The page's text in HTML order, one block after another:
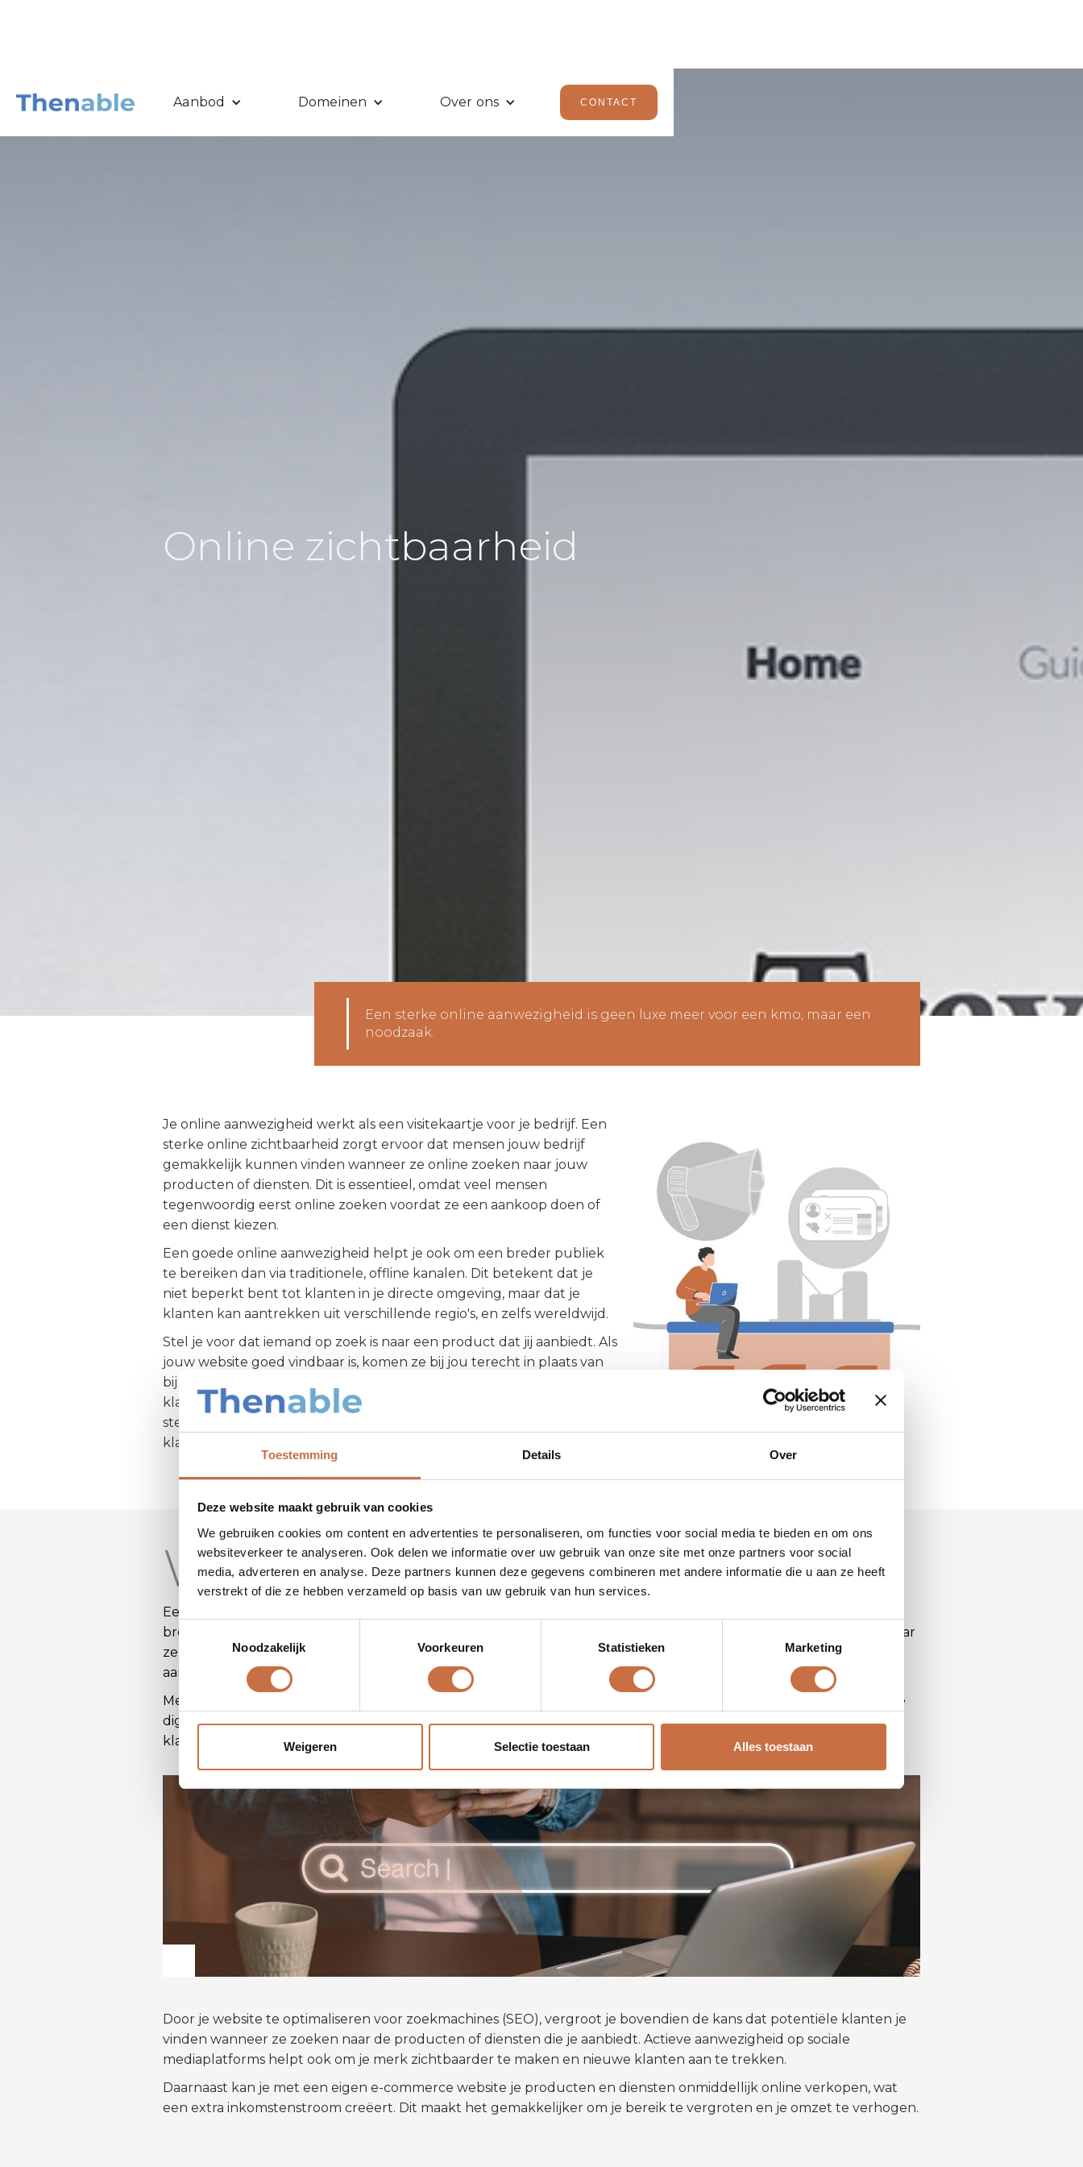
Toestemming Details Over
Deze website maakt gebruik van cookies
We gebruiken cookies om content en advertenties te personaliseren, om functies voor social media te bieden en om ons
websiteverkeer te analyseren. Ook delen we informatie over uw gebruik van onze site met onze partners voor social
media, adverteren en analyse. Deze partners kunnen deze gegevens combineren met andere informatie die u aan ze heeft
verstrekt of die ze hebben verzameld op basis van uw gebruik van hun services.
Toestemmingsselectie
Noodzakelijk
Voorkeuren Statistieken Marketing
Weigeren Selectie toestaan Alles toestaan
Aanbod Domeinen Over ons CONTACT
Online zichtbaarheid
Een sterke online aanwezigheid is geen luxe meer voor een kmo, maar een
noodzaak.
Je online aanwezigheid werkt als een visitekaartje voor je bedrijf. Een
sterke online zichtbaarheid zorgt ervoor dat mensen jouw bedrijf
gemakkelijk kunnen vinden wanneer ze online zoeken naar jouw
producten of diensten. Dit is essentieel, omdat veel mensen
tegenwoordig eerst online zoeken voordat ze een aankoop doen of
een dienst kiezen.
Een goede online aanwezigheid helpt je ook om een breder publiek
te bereiken dan via traditionele, offline kanalen. Dit betekent dat je
niet beperkt bent tot klanten in je directe omgeving, maar dat je
klanten kan aantrekken uit verschillende regio's, en zelfs wereldwijd.
Stel je voor dat iemand op zoek is naar een product dat jij aanbiedt. Als
jouw website goed vindbaar is, komen ze bij jou terecht in plaats van
bij een concurrent. Dit vergroot je kansen op meer bezoekers, meer
klanten en uiteindelijk meer verkoop. Bovendien kan je met een
sterke online aanwezigheid gemakkelijk communiceren met je
klanten, feedback krijgen en je diensten verbeteren.
Waarom?
Een sterke online aanwezigheid is geen luxe meer voor een kmo, maar een noodzaak. Het stelt je in staat om een
breder publiek te bereiken, omdat potentiële klanten je producten en diensten kunnen ontdekken, ongeacht waar
ze zich bevinden. Bovendien kunnen klanten 24/7 informatie vinden over je bedrijf, wat hun gebruiksgemak
aanzienlijk verhoogt.
Met een sterke online aanwezigheid kan je direct communiceren met je klanten via sociale media, e-mail en andere
digitale kanalen. Dit stelt je in staat om snel in te spelen op hun behoeften, feedback te verzamelen en een loyale
klantenbasis op te bouwen.
Door je website te optimaliseren voor zoekmachines (SEO), vergroot je bovendien de kans dat potentiële klanten je
vinden wanneer ze zoeken naar de producten of diensten die je aanbiedt. Actieve aanwezigheid op sociale
mediaplatforms helpt ook om je merk zichtbaarder te maken en nieuwe klanten aan te trekken.
Daarnaast kan je met een eigen e-commerce website je producten en diensten onmiddellijk online verkopen, wat
een extra inkomstenstroom creëert. Dit maakt het gemakkelijker om je bereik te vergroten en je omzet te verhogen.